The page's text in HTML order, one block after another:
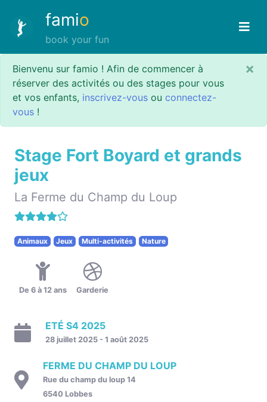
famio
book your fun
Bienvenu sur famio ! Afin de commencer à
réserver des activités ou des stages pour vous
et vos enfants, inscrivez-vous ou connectez-
vous !
×
Stage Fort Boyard et grands
jeux
La Ferme du Champ du Loup
Animaux Jeux Multi-activités Nature
De 6 à 12 ans Garderie
ETÉ S4 2025
28 juillet 2025 - 1 août 2025
FERME DU CHAMP DU LOUP
Rue du champ du loup 14
6540 Lobbes